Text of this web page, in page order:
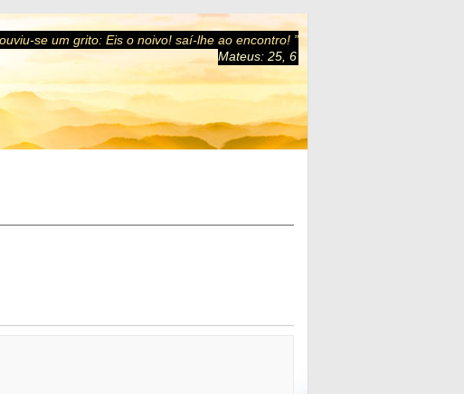
se um grito: Eis o noivo! saí-lhe ao encontro! ”
Mateus: 25, 6